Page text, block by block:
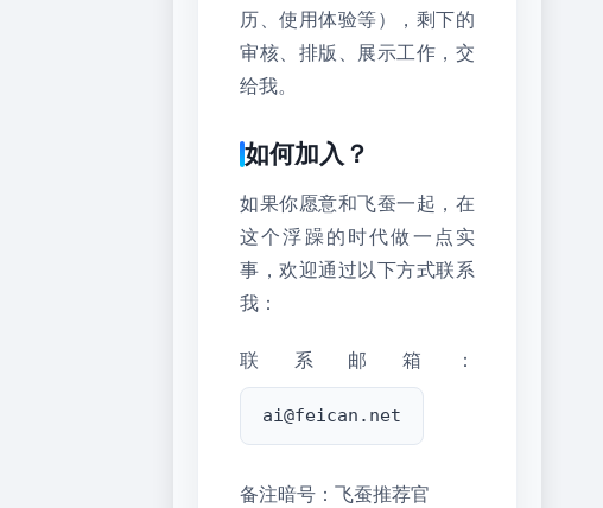
历、使用体验等），剩下的
审核、排版、展示工作，交
给我。
如何加入？
如果你愿意和飞蚕一起，在
这个浮躁的时代做一点实
事，欢迎通过以下方式联系
我：
联系邮箱：
ai@feican.net
备注暗号：飞蚕推荐官